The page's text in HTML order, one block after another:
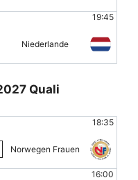
19:45
Niederlande
Quali
18:35
Norwegen Frauen
16:00